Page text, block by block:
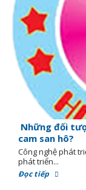
Những đối
cam san hô?
Công nghệ phát
phát triển...
Đọc tiếp